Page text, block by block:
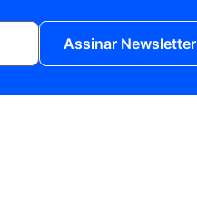
Assinar Newsletter